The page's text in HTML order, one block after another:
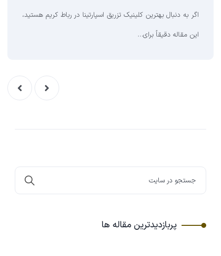
اگر به دنبال بهترین کلینیک تزریق اسپارتینا در رباط کریم هستید،
این مقاله دقیقاً برای…
پربازدیدترین مقاله ها